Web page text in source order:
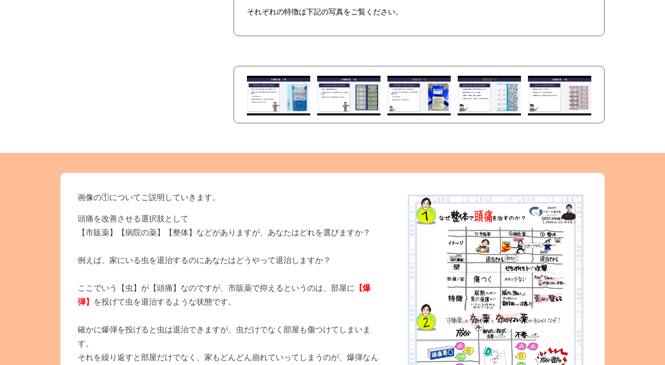
それぞれの特徴は下記の写真をご覧ください。
画像の①についてご説明していきます。
頭痛を改善させる選択肢として
【市販薬】【病院の薬】【整体】などがありますが、あなたはどれを選びますか？
例えば、家にいる虫を退治するのにあなたはどうやって退治しますか？
ここでいう【虫】が【頭痛】なのですが、市販薬で抑えるというのは、部屋に
【爆
弾】
を投げて虫を退治するような状態です。
確かに爆弾を投げると虫は退治できますが、虫だけでなく部屋も傷つけてしまいま
す。
それを繰り返すと部屋だけでなく、家もどんどん崩れていってしまうのが、爆弾なん